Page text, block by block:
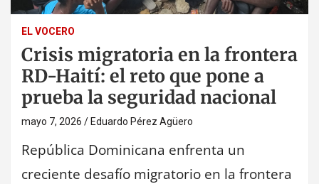
EL VOCERO
Crisis migratoria en la frontera
RD-Haití: el reto que pone a
prueba la seguridad nacional
mayo 7, 2026 Eduardo Pérez Agüero
República Dominicana enfrenta un
creciente desafío migratorio en la frontera